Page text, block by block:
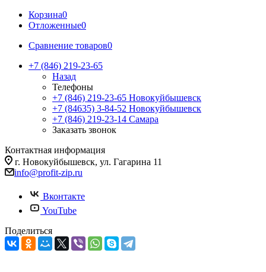
Корзина0
Отложенные0
Сравнение товаров0
+7 (846) 219-23-65
Назад
Телефоны
+7 (846) 219-23-65 Новокуйбышевск
+7 (84635) 3-84-52 Новокуйбышевск
+7 (846) 219-23-14 Самара
Заказать звонок
Контактная информация
г. Новокуйбышевск, ул. Гагарина 11
info@profit-zip.ru
Вконтакте
YouTube
Поделиться